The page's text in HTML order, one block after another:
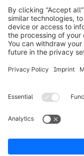
Product
Oplossingen
Resources